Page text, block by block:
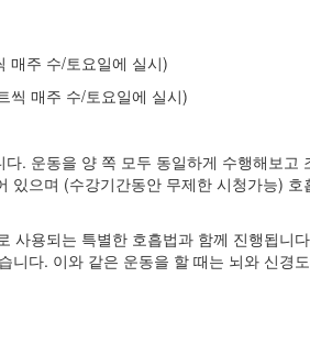
매주 수/토요일에 실시)
씩 매주 수/토요일에 실시)
. 운동을 양 쪽 모두 동일하게 수행해보
으며 (수강기간동안 무제한 시청가능)
용되는 특별한 호흡법과 함께 진행됩
다. 이와 같은 운동을 할 때는 뇌와 신